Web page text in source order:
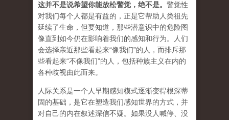
这并不是说希望你能放松警觉，绝不是。 警觉性
对我们每个人都是有益的，正是它帮助人类祖先
延续了生命，但要知道，那些潜意识中的危险图
像直到如今仍在影响着我们的感知和行为。人们
会选择亲近那些看起来“像我们”的人，而排斥那
些看起来“不像我们”的人，包括种族主义在内的
各种歧视由此而来。
人际关系是一个人早期感知模式逐渐变得根深蒂
固的基础，是它在塑造我们感知世界的方式，并
对自己的内在叙述深信不疑。如果没人喊停、没